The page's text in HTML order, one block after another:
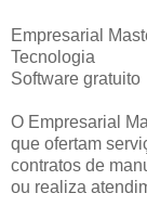
Empresarial
Tecnologia
Software gratuito
O Empresarial
que ofertam
contratos de
ou realiza